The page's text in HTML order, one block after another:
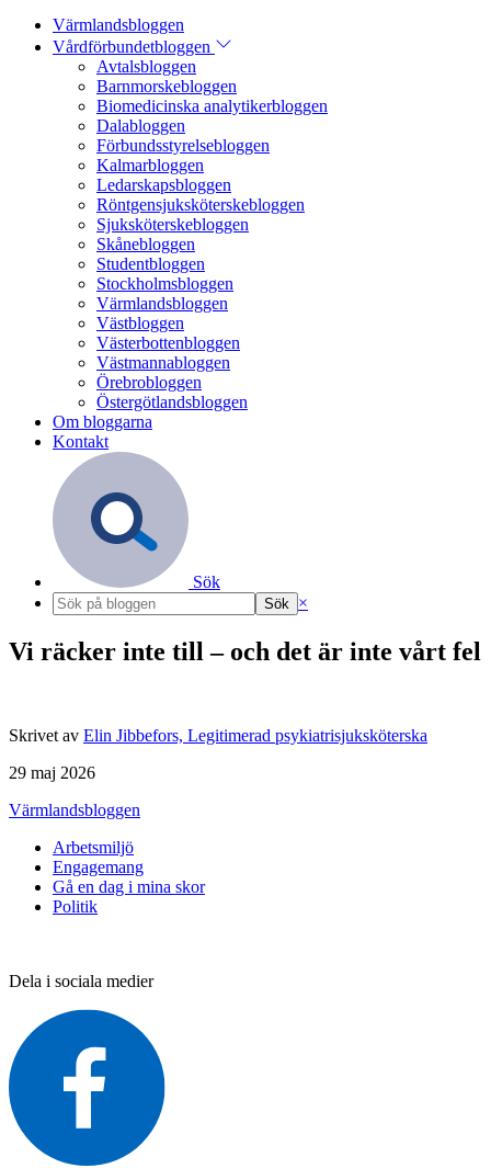
Värmlandsbloggen
Vårdförbundetbloggen
Avtalsbloggen
Barnmorskebloggen
Biomedicinska analytikerbloggen
Dalabloggen
Förbundsstyrelsebloggen
Kalmarbloggen
Ledarskapsbloggen
Röntgensjuksköterskebloggen
Sjuksköterskebloggen
Skånebloggen
Studentbloggen
Stockholmsbloggen
Värmlandsbloggen
Västbloggen
Västerbottenbloggen
Västmannabloggen
Örebrobloggen
Östergötlandsbloggen
Om bloggarna
Kontakt
Sök
×
Vi räcker inte till – och det är inte vårt fel
Skrivet av Elin Jibbefors, Legitimerad psykiatrisjuksköterska
29 maj 2026
Värmlandsbloggen
Arbetsmiljö
Engagemang
Gå en dag i mina skor
Politik
Dela i sociala medier